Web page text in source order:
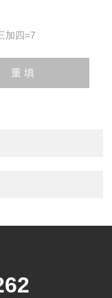
加四=7